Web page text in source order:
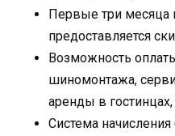
Первые три месяца
предоставляется
Возможность
шиномонтажа,
аренды в
Система